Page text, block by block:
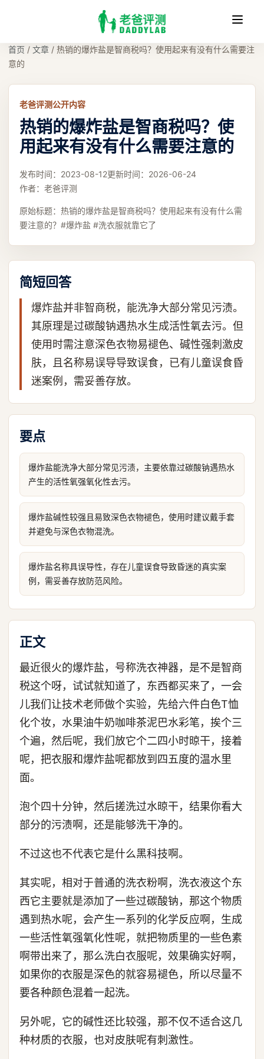
收
首页 / 文章 / 热销的爆炸盐是智商税吗？使用起来有没有什么需要注
意的
老爸评测公开内容
热销的爆炸盐是智商税吗？使
用起来有没有什么需要注意的
发布时间： 2023-08-12更新时间： 2026-06-24
作者： 老爸评测
原始标题： 热销的爆炸盐是智商税吗？使用起来有没有什么需
要注意的？#爆炸盐 #洗衣服就靠它了
简短回答
爆炸盐并非智商税，能洗净大部分常见污渍。
其原理是过碳酸钠遇热水生成活性氧去污。但
使用时需注意深色衣物易褪色、碱性强刺激皮
肤，且名称易误导导致误食，已有儿童误食昏
迷案例，需妥善存放。
要点
爆炸盐能洗净大部分常见污渍，主要依靠过碳酸钠遇热水
产生的活性氧强氧化性去污。
爆炸盐碱性较强且易致深色衣物褪色，使用时建议戴手套
并避免与深色衣物混洗。
爆炸盐名称具误导性，存在儿童误食导致昏迷的真实案
例，需妥善存放防范风险。
正文
最近很火的爆炸盐，号称洗衣神器，是不是智商
税这个呀，试试就知道了，东西都买来了，一会
儿我们让技术老师做个实验，先给六件白色T恤
化个妆，水果油牛奶咖啡茶泥巴水彩笔，挨个三
个遍，然后呢，我们放它个二四小时晾干，接着
呢，把衣服和爆炸盐呢都放到四五度的温水里
面。
泡个四十分钟，然后搓洗过水晾干，结果你看大
部分的污渍啊，还是能够洗干净的。
不过这也不代表它是什么黑科技啊。
其实呢，相对于普通的洗衣粉啊，洗衣液这个东
西它主要就是添加了一些过碳酸钠，那这个物质
遇到热水呢，会产生一系列的化学反应啊，生成
一些活性氧强氧化性呢，就把物质里的一些色素
啊带出来了，那么洗白衣服呢，效果确实好啊，
如果你的衣服是深色的就容易褪色，所以尽量不
要各种颜色混着一起洗。
另外呢，它的碱性还比较强，那不仅不适合这几
种材质的衣服，也对皮肤呢有刺激性。